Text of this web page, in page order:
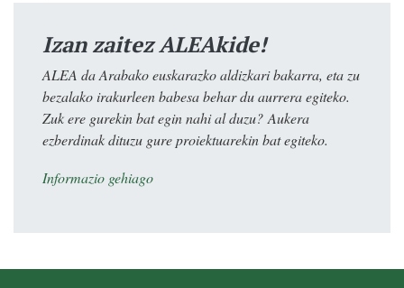
Izan zaitez ALEAkide!
ALEA da Arabako euskarazko aldizkari bakarra, eta zu
bezalako irakurleen babesa behar du aurrera egiteko.
Zuk ere gurekin bat egin nahi al duzu? Aukera
ezberdinak dituzu gure proiektuarekin bat egiteko.
Informazio gehiago